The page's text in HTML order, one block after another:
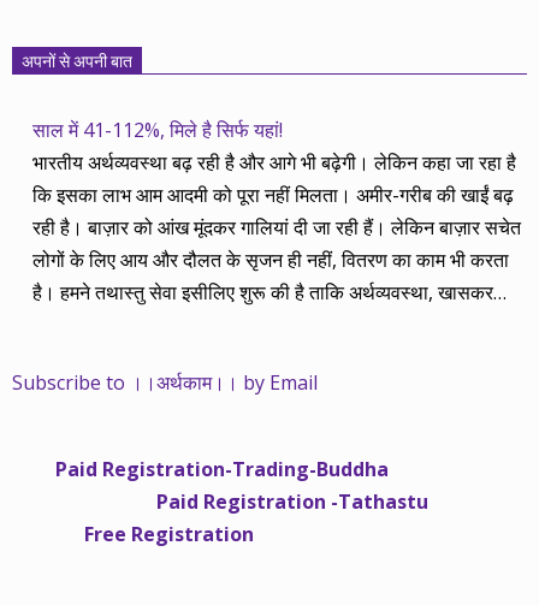
अपनों से अपनी बात
साल में 41-112%, मिले है सिर्फ यहां!
भारतीय अर्थव्यवस्था बढ़ रही है और आगे भी बढ़ेगी। लेकिन कहा जा रहा है
कि इसका लाभ आम आदमी को पूरा नहीं मिलता। अमीर-गरीब की खाईं बढ़
रही है। बाज़ार को आंख मूंदकर गालियां दी जा रही हैं। लेकिन बाज़ार सचेत
लोगों के लिए आय और दौलत के सृजन ही नहीं, वितरण का काम भी करता
है। हमने तथास्तु सेवा इसीलिए शुरू की है ताकि अर्थव्यवस्था, खासकर
महंगाई की दर 10 प्रतिशत से ऊपर रहती है। वे भागकर जाते हैं सोने और
साढ़े चार सालों से अर्थकाम से जुड़े हैं, वे हमारी ईमानदारी और सत्यनिष्ठा से
भलीभांति वाकिफ हैं। शुरू में हम भी कच्चे थे तो बाज़ार के उस्तादों के जाल
में फंस गए। गलतियां कीं। लेकिन जैसे ही समझ में आया, खटाक से उनसे
Subscribe to ।।अर्थकाम।। by Email
Paid Registration-Trading-Buddha
Paid Registration -Tathastu
Free Registration